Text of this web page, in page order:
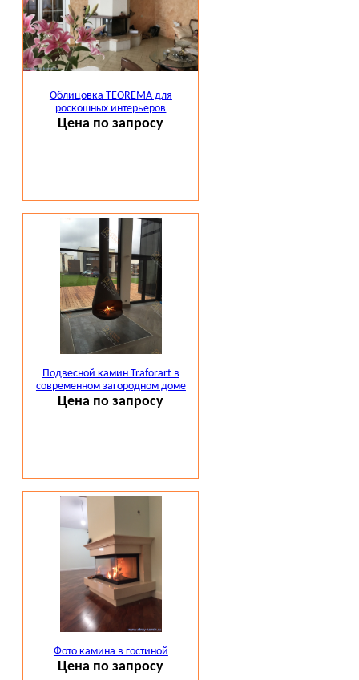
Облицовка TEOREMA для
роскошных интерьеров
Цена по запросу
Подвесной камин Traforart в
современном загородном доме
Цена по запросу
Фото камина в гостиной
Цена по запросу